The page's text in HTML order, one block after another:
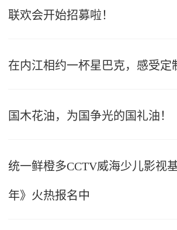
联欢会开始招募啦！
在内江相约一杯星巴克，感受定
国木花油，为国争光的国礼油！
统一鲜橙多CCTV威海少儿影视
年》火热报名中